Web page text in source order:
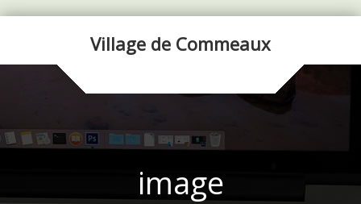
Village de Commeaux
image